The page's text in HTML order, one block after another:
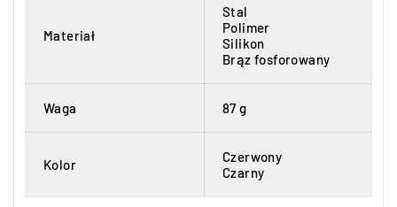
Materiał
Stal
Polimer
Silikon
Brąz fosforowany
Waga 87 g
Kolor
Czerwony
Czarny